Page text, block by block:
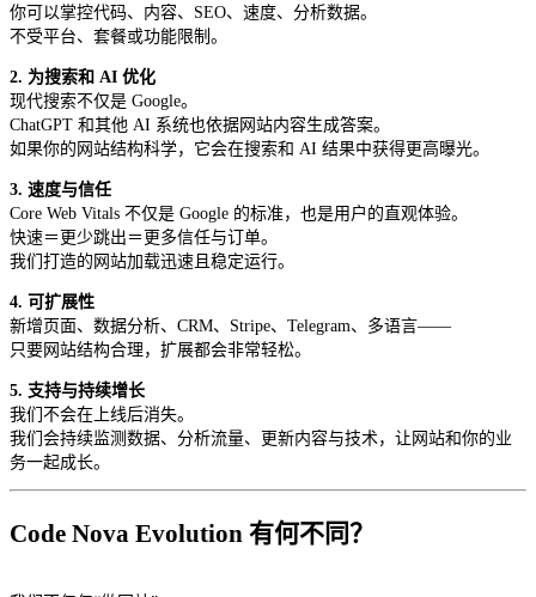
你可以掌控代码、内容、SEO、速度、分析数据。
不受平台、套餐或功能限制。
2. 为搜索和 AI 优化
现代搜索不仅是 Google。
ChatGPT 和其他 AI 系统也依据网站内容生成答案。
如果你的网站结构科学，它会在搜索和 AI 结果中获得更高曝光。
3. 速度与信任
Core Web Vitals 不仅是 Google 的标准，也是用户的直观体验。
快速＝更少跳出＝更多信任与订单。
我们打造的网站加载迅速且稳定运行。
4. 可扩展性
新增页面、数据分析、CRM、Stripe、Telegram、多语言——
只要网站结构合理，扩展都会非常轻松。
5. 支持与持续增长
我们不会在上线后消失。
我们会持续监测数据、分析流量、更新内容与技术，让网站和你的业
务一起成长。
Code Nova Evolution 有何不同？